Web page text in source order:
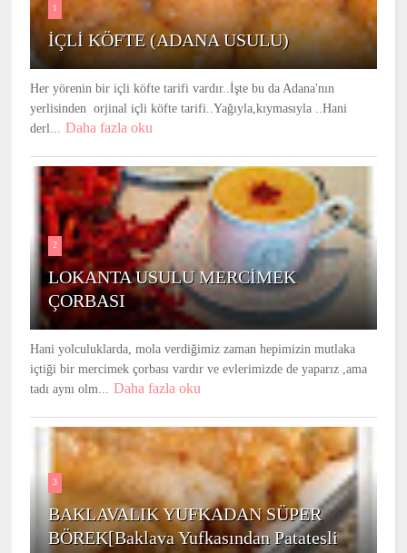
1
İÇLİ KÖFTE (ADANA USULU)
Her yörenin bir içli köfte tarifi vardır..İşte bu da Adana'nın
yerlisinden orjinal içli köfte tarifi..Yağıyla,kıymasıyla ..Hani
derl... Daha fazla oku
2
LOKANTA USULU MERCİMEK
ÇORBASI
Hani yolculuklarda, mola verdiğimiz zaman hepimizin mutlaka
içtiği bir mercimek çorbası vardır ve evlerimizde de yaparız ,ama
tadı aynı olm... Daha fazla oku
3
BAKLAVALIK YUFKADAN SÜPER
BÖREK[Baklava Yufkasından Patatesli